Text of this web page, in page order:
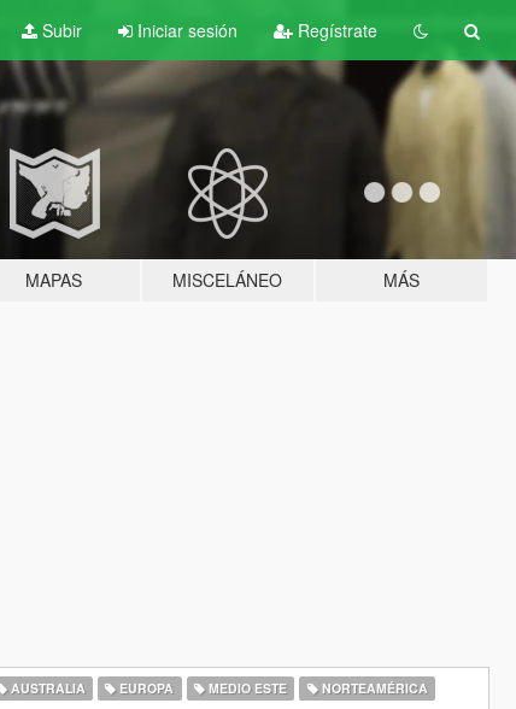
Subir Iniciar sesión Regístrate
MAPAS MISCELÁNEO MÁS
AUSTRALIA EUROPA MEDIO ESTE
NORTEAMÉRICA